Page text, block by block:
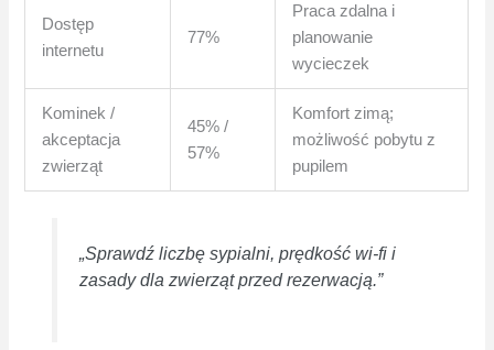
Dostęp
internetu
77%
Praca zdalna i
planowanie
wycieczek
Kominek /
akceptacja
zwierząt
45% /
57%
Komfort zimą;
możliwość pobytu z
pupilem
„Sprawdź liczbę sypialni, prędkość wi‑fi i
zasady dla zwierząt przed rezerwacją.”